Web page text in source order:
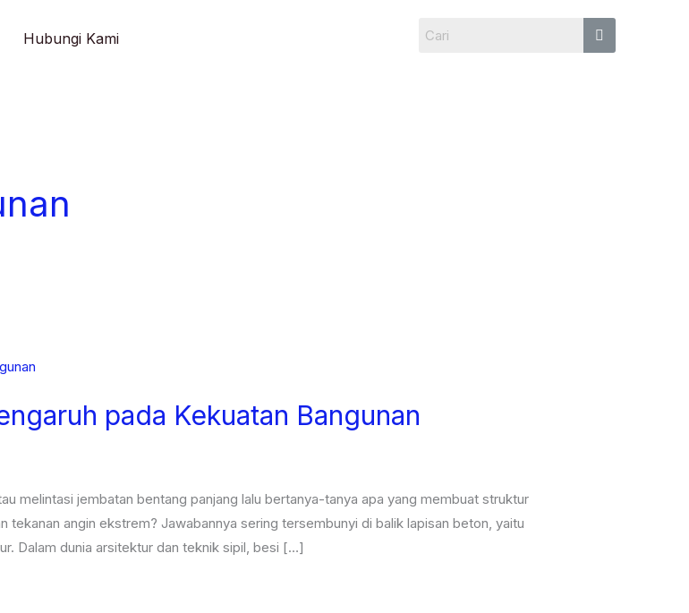
Hubungi Kami
pada Kekuatan Bangunan
melintasi jembatan bentang panjang lalu bertanya-tanya apa yang membuat struktur
angin ekstrem? Jawabannya sering tersembunyi di balik lapisan beton, yaitu
Dalam dunia arsitektur dan teknik sipil, besi […]